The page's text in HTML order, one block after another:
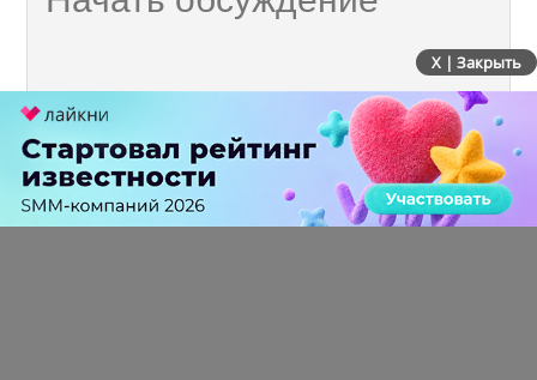
X | Закрыть